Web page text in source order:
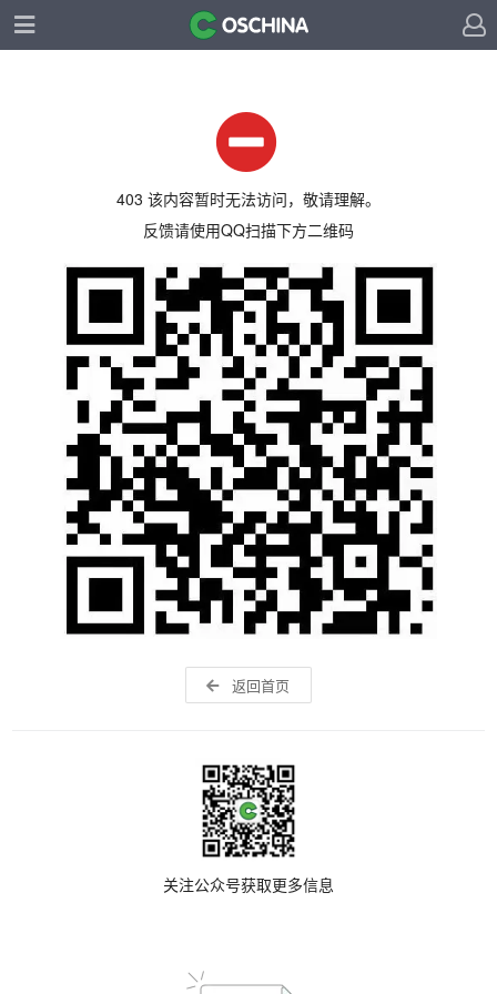
403 该内容暂时无法访问，敬请理解。
反馈请使用QQ扫描下方二维码
返回首页
关注公众号获取更多信息